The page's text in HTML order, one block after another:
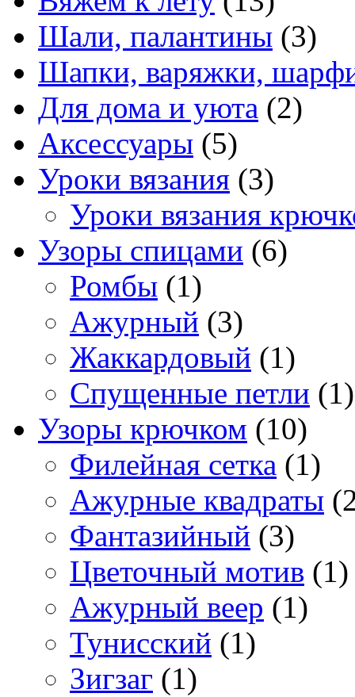
Шали, палантины (3)
Шапки, варяжки,
Для дома и уюта (2)
Аксессуары (5)
Уроки вязания (3)
Уроки вязания
Узоры спицами (6)
Ромбы (1)
Ажурный (3)
Жаккардовый (1)
Спущенные петли (1)
Узоры крючком (10)
Филейная сетка (1)
Ажурные квадраты
Фантазийный (3)
Цветочный мотив (1)
Ажурный веер (1)
Тунисский (1)
Зигзаг (1)